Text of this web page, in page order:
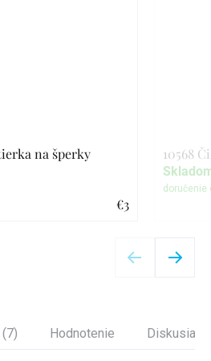
na šperky
€3
10568
Hodnotenie Diskusia